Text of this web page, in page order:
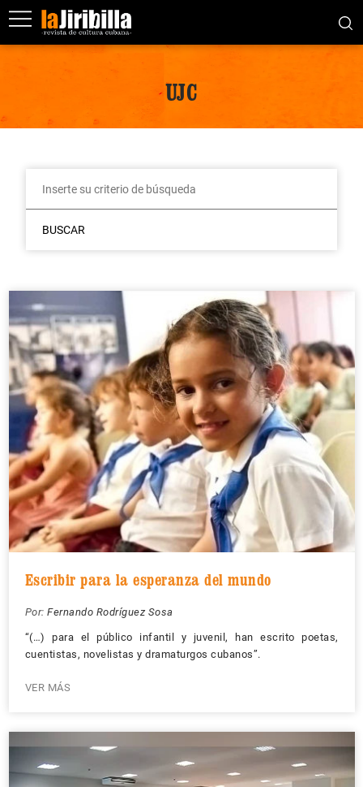
UJC
BUSCAR
Escribir para la esperanza del mundo
Por: Fernando Rodríguez Sosa
“(…) para el público infantil y juvenil, han escrito poetas,
cuentistas, novelistas y dramaturgos cubanos”.
VER MÁS